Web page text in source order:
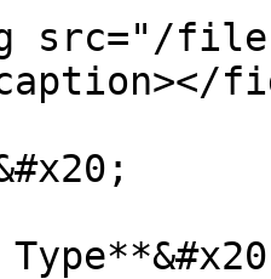
src="/files/